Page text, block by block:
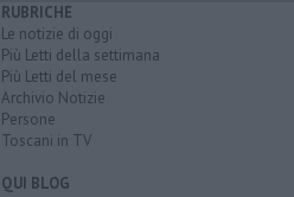
RUBRICHE
Le notizie di oggi
Più Letti della settimana
Più Letti del mese
Archivio Notizie
Persone
Toscani in TV
QUI BLOG